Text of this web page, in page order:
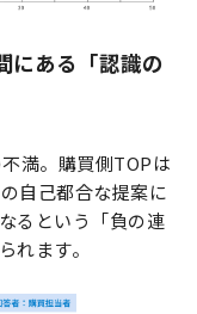
にある「認識の
満。購買側TOPは
自己都合な提案に
るという「負の連
れます。